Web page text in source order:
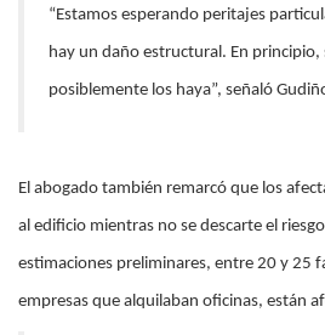
“Estamos esperando peritajes
hay un daño estructural. En principio,
posiblemente los haya”, señaló
El abogado también remarcó que los
al edificio mientras no se descarte el
estimaciones preliminares, entre 20 y 25
empresas que alquilaban oficinas, están